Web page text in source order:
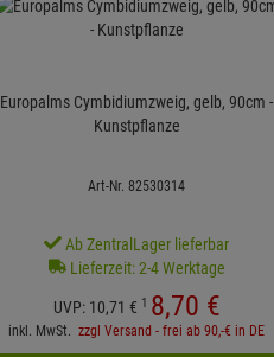
Europalms Cymbidiumzweig, gelb, 90cm -
Kunstpflanze
Art-Nr. 82530314
Ab ZentralLager lieferbar
Lieferzeit: 2-4 Werktage
UVP: 10,71 € 1 8,70 €
inkl. MwSt.zzgl Versand - frei ab 90,-€ in DE